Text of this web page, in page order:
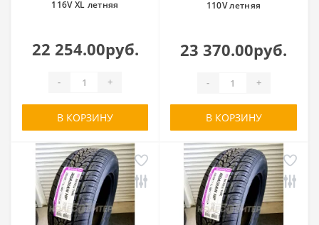
116V XL летняя
22 254.00руб.
- +
В КОРЗИНУ
110V летняя
23 370.00руб.
- +
В КОРЗИНУ